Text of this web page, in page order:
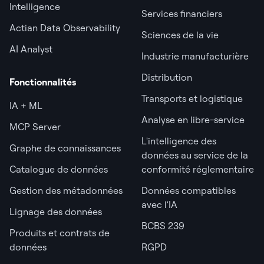
Intelligence
Actian Data Observability
AI Analyst
Fonctionnalités
IA + ML
MCP Server
Graphe de connaissances
Catalogue de données
Gestion des métadonnées
Lignage des données
Produits et contrats de
données
Services financiers
Sciences de la vie
Industrie manufacturière
Distribution
Transports et logistique
Analyse en libre-service
L'intelligence des
données au service de la
conformité réglementaire
Données compatibles
avec l'IA
BCBS 239
RGPD